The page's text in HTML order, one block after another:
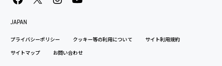
プライバシーポリシー クッキー等の利用について サイト利用規約
サイトマップ お問い合わせ
JAPAN